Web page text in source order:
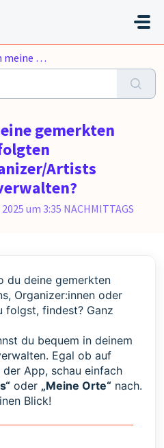
gefolgten Location...
gemerkten
Artists
um 3:35 NACHMITTAGS
du deine gemerkten
Organizer:innen oder
folgst, findest? Ganz
du bequem in deinem
Egal ob auf
App, schau einfach
oder „Meine Orte“ nach.
Blick!